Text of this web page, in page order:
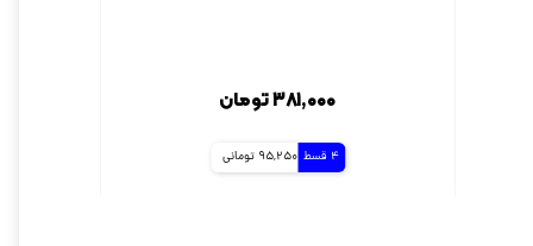
۳۸۱,۰۰۰ تومان
4 قسط 95,250 تومانی